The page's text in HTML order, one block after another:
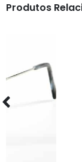
Produtos